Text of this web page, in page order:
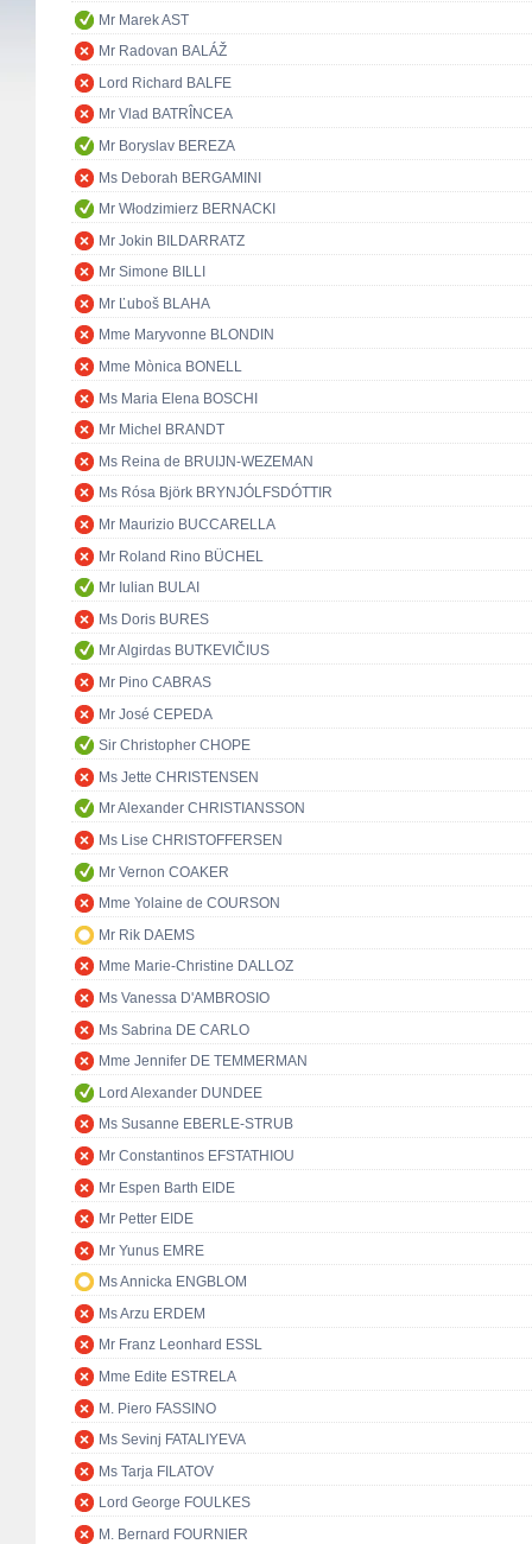
Mr Marek AST
Mr Radovan BALÁŽ
Lord Richard BALFE
Mr Vlad BATRÎNCEA
Mr Boryslav BEREZA
Ms Deborah BERGAMINI
Mr Włodzimierz BERNACKI
Mr Jokin BILDARRATZ
Mr Simone BILLI
Mr Ľuboš BLAHA
Mme Maryvonne BLONDIN
Mme Mònica BONELL
Ms Maria Elena BOSCHI
Mr Michel BRANDT
Ms Reina de BRUIJN-WEZEMAN
Ms Rósa Björk BRYNJÓLFSDÓTTIR
Mr Maurizio BUCCARELLA
Mr Roland Rino BÜCHEL
Mr Iulian BULAI
Ms Doris BURES
Mr Algirdas BUTKEVIČIUS
Mr Pino CABRAS
Mr José CEPEDA
Sir Christopher CHOPE
Ms Jette CHRISTENSEN
Mr Alexander CHRISTIANSSON
Ms Lise CHRISTOFFERSEN
Mr Vernon COAKER
Mme Yolaine de COURSON
Mr Rik DAEMS
Mme Marie-Christine DALLOZ
Ms Vanessa D'AMBROSIO
Ms Sabrina DE CARLO
Mme Jennifer DE TEMMERMAN
Lord Alexander DUNDEE
Ms Susanne EBERLE-STRUB
Mr Constantinos EFSTATHIOU
Mr Espen Barth EIDE
Mr Petter EIDE
Mr Yunus EMRE
Ms Annicka ENGBLOM
Ms Arzu ERDEM
Mr Franz Leonhard ESSL
Mme Edite ESTRELA
M. Piero FASSINO
Ms Sevinj FATALIYEVA
Ms Tarja FILATOV
Lord George FOULKES
M. Bernard FOURNIER